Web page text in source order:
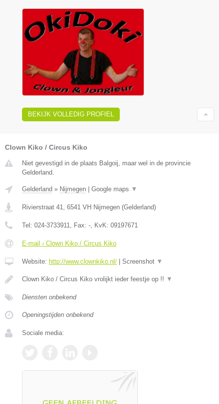
BEKIJK VOLLEDIG PROFIEL
Clown Kiko / Circus Kiko
Niet gevestigd in de plaats Balgoij, maar wel in de provincie
Gelderland.
Gelderland » Nijmegen | Google maps ▼
Rivierstraat 41 6541 VH Nijmegen (Gelderland)
Tel: 024-3733911 , Fax: - , KvK: 09197671
E-mail › Clown Kiko / Circus Kiko
Website: http://www.clownkiko.nl/ | Screenshot ▼
Clown Kiko / Circus Kiko vrolijkt ieder feestje op !! ▼
Diensten onbekend
Openingstijden onbekend
Sociale media: